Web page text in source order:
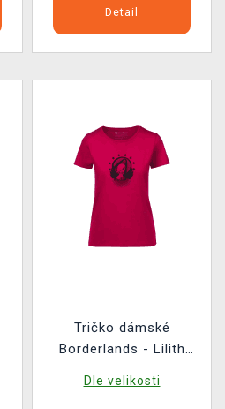
Detail
Tričko dámské
Borderlands - Lilith
Dle velikosti